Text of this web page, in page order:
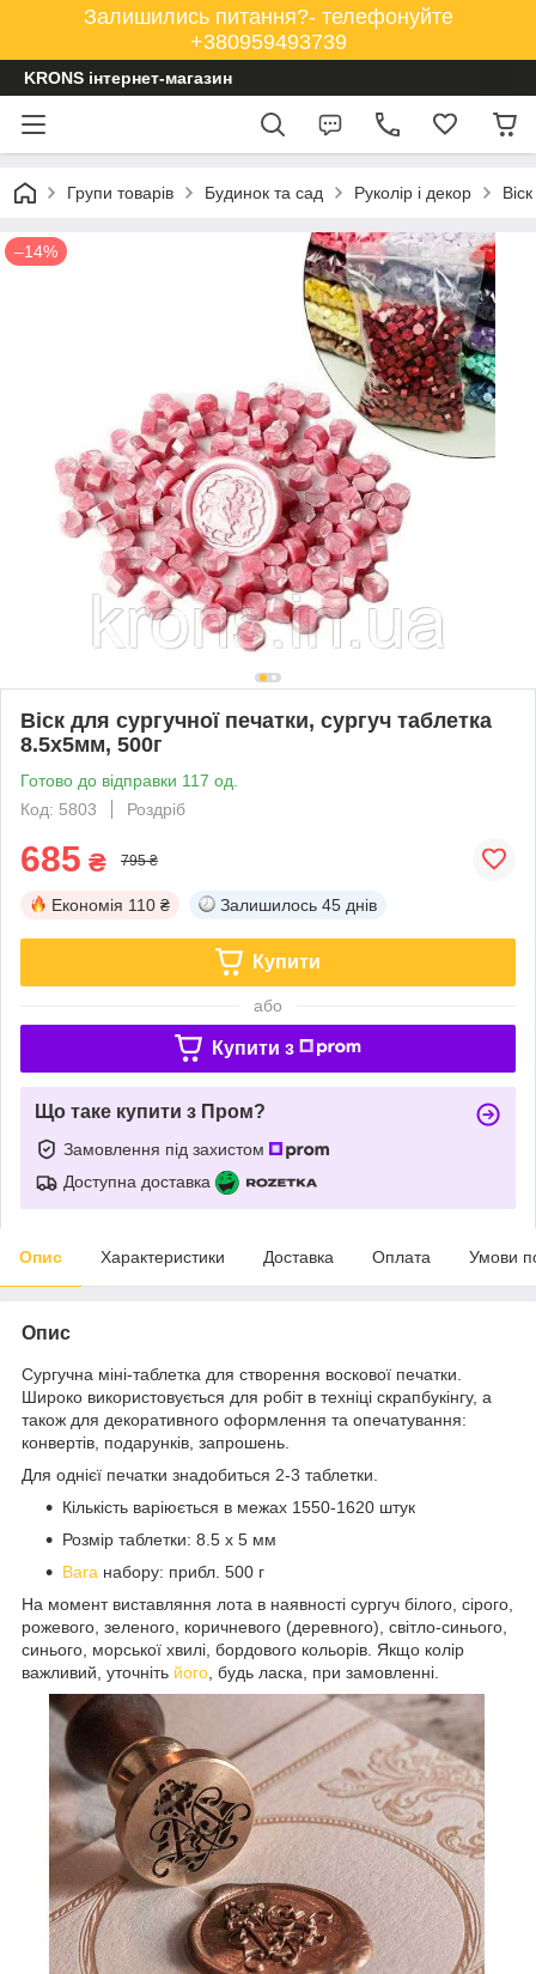
Залишились питання?- телефонуйте
+380959493739
KRONS інтернет-магазин
Групи товарів Будинок та сад Руколір і декор
–14%
Віск для сургучної печатки, сургуч таблетка
8.5х5мм, 500г
Готово до відправки 117 од.
Код: 5803
Роздріб
685 ₴ 795 ₴
Економія 110 ₴ Залишилось 45 днів
Купити
або
Купити з
Що таке купити з Пром?
Замовлення під захистом
Доступна доставка
Опис Характеристики Доставка Оплата Умови
Опис
Сургучна міні-таблетка для створення воскової печатки.
Широко використовується для робіт в техніці скрапбукінгу, а
також для декоративного оформлення та опечатування:
конвертів, подарунків, запрошень.
Для однієї печатки знадобиться 2-3 таблетки.
Кількість варіюється в межах 1550-1620 штук
Розмір таблетки: 8.5 х 5 мм
Вага набору: прибл. 500 г
На момент виставляння лота в наявності сургуч білого, сірого,
рожевого, зеленого, коричневого (деревного), світло-синього,
синього, морської хвилі, бордового кольорів. Якщо колір
важливий, уточніть його , будь ласка, при замовленні.